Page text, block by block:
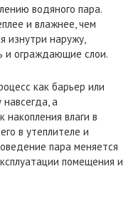
водяного пара.
и влажнее, чем
изнутри наружу,
и ограждающие слои.
как барьер или
навсегда, а
накопления влаги в
в утеплителе и
пара меняется
помещения и